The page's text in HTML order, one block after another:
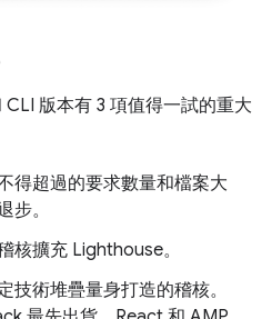
版本有 3 項值得一試的重大
得超過的要求數量和檔案大
步。
核擴充 Lighthouse。
技術堆疊量身打造的稽核。